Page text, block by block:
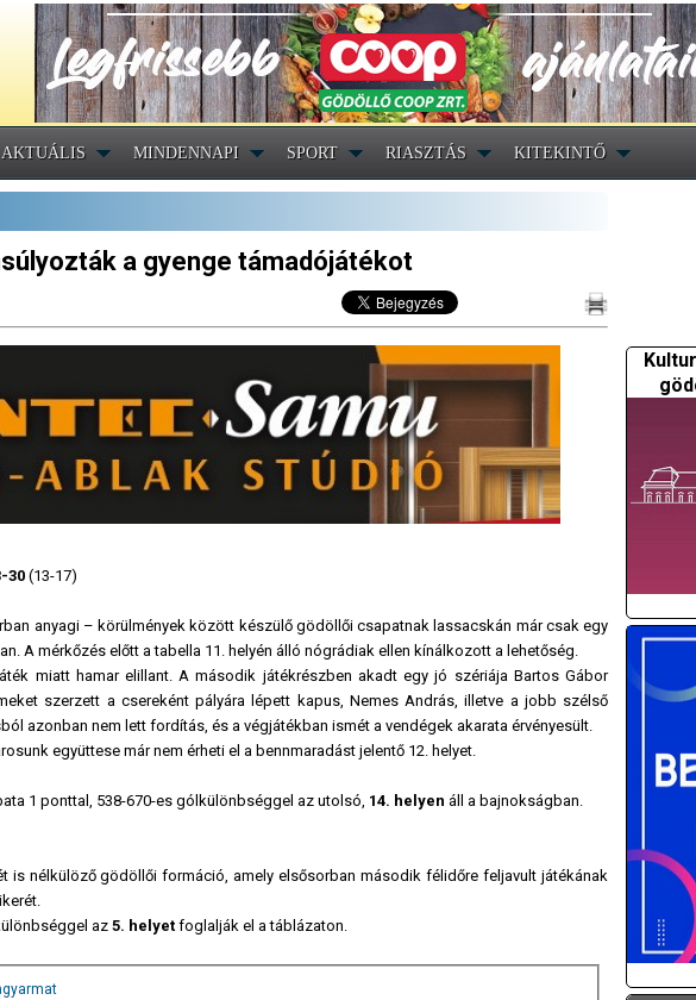
AKTUÁLIS MINDENNAPI SPORT RIASZTÁS KITEKINTŐ
a gyenge támadójátékot
30 (13-17)
anyagi – körülmények között készülő gödöllői csapatnak lassacskán már csak egy
A mérkőzés előtt a tabella 11. helyén álló nógrádiak ellen kínálkozott a lehetőség.
miatt hamar elillant. A második játékrészben akadt egy jó szériája Bartos Gábor
szerzett a csereként pályára lépett kapus, Nemes András, illetve a jobb szélső
azonban nem lett fordítás, és a végjátékban ismét a vendégek akarata érvényesült.
együttese már nem érheti el a bennmaradást jelentő 12. helyet.
1 ponttal, 538-670-es gólkülönbséggel az utolsó, 14. helyen áll a bajnokságban.
is nélkülöző gödöllői formáció, amely elsősorban második félidőre feljavult játékának
az 5. helyet foglalják el a táblázaton.